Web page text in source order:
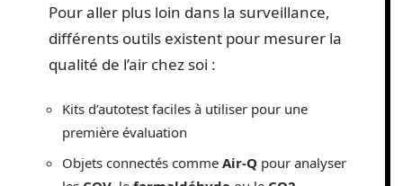
Pour aller plus loin dans la surveillance,
différents outils existent pour mesurer la
qualité de l’air chez soi :
Kits d’autotest faciles à utiliser pour une
première évaluation
Objets connectés comme Air-Q pour analyser